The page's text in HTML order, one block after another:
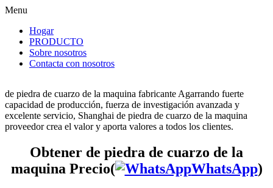
Menu
Hogar
PRODUCTO
Sobre nosotros
Contacta con nosotros
de piedra de cuarzo de la maquina fabricante Agarrando fuerte
capacidad de producción, fuerza de investigación avanzada y
excelente servicio, Shanghai de piedra de cuarzo de la maquina
proveedor crea el valor y aporta valores a todos los clientes.
Obtener de piedra de cuarzo de la
maquina Precio(
WhatsApp)